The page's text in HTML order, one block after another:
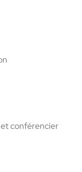
conférencier